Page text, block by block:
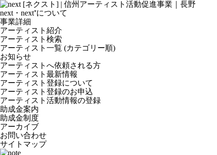
next・next⁺について
事業詳細
アーティスト紹介
アーティスト検索
アーティスト一覧 (カテゴリー順)
お知らせ
アーティストへ依頼される方
アーティスト最新情報
アーティスト登録について
アーティスト登録のお申込
アーティスト活動情報の登録
助成金案内
助成金制度
アーカイブ
お問い合わせ
サイトマップ